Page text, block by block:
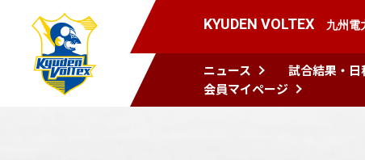
KYUDEN VOLTEX 九州電
ニュース 試合結果・日
会員マイページ